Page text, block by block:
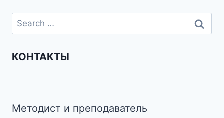
КОНТАКТЫ
Методист и преподаватель